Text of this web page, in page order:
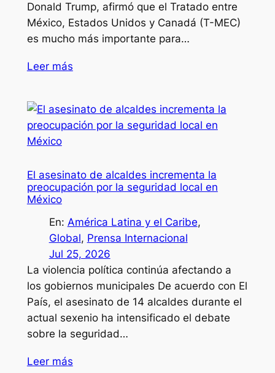
Donald Trump, afirmó que el Tratado entre
México, Estados Unidos y Canadá (T-MEC)
es mucho más importante para…
Leer más
El asesinato de alcaldes incrementa la
preocupación por la seguridad local en
México
En: América Latina y el Caribe
Global, Prensa Internacional
Jul 25, 2026
La violencia política continúa afectando a
los gobiernos municipales De acuerdo con El
País, el asesinato de 14 alcaldes durante el
actual sexenio ha intensificado el debate
sobre la seguridad…
Leer más